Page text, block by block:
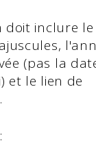
doit inclure
(pas la
et le lien de